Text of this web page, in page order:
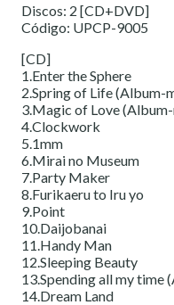
Discos: 2 [CD+DVD]
Código: UPCP-9005
[CD]
1.Enter the Sphere
2.Spring of Life (Album-
3.Magic of Love
4.Clockwork
5.1mm
6.Mirai no Museum
7.Party Maker
8.Furikaeru to Iru yo
9.Point
10.Daijobanai
11.Handy Man
12.Sleeping Beauty
13.Spending all my time
14.Dream Land